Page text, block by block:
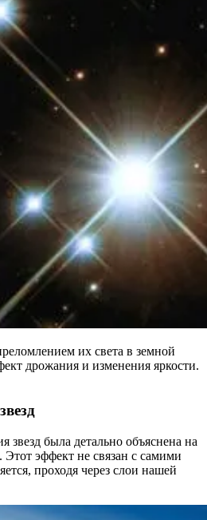
их света в земной
дрожания и изменения яркости.
звезд была детально объяснена на
. Этот эффект не связан с самими
проходя через слои нашей